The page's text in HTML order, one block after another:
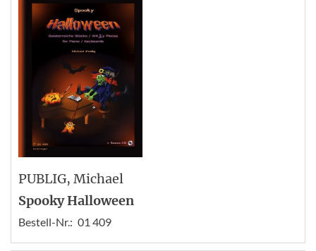
PUBLIG, Michael
Spooky Halloween
Bestell-Nr.: 01 409